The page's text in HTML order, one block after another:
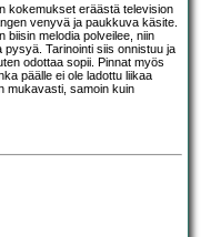
kokemukset eräästä television
venyvä ja paukkuva käsite.
biisin melodia polveilee, niin
Tarinointi siis onnistuu ja
odottaa sopii. Pinnat myös
päälle ei ole ladottu liikaa
mukavasti, samoin kuin